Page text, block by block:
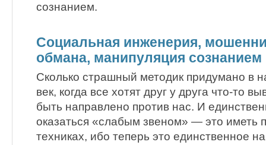
сознанием.
Социальная инженерия,
обмана, манипуляция сознанием
Сколько страшный методик придумано в
век, когда все хотят друг у друга что-то
быть направлено против нас. И
оказаться «слабым звеном» — это иметь
техниках, ибо теперь это единственное